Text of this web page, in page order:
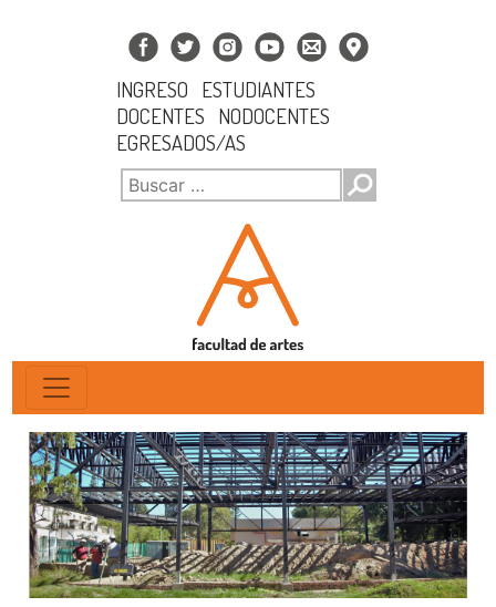
INGRESO
ESTUDIANTES
DOCENTES
NODOCENTES
EGRESADOS/AS